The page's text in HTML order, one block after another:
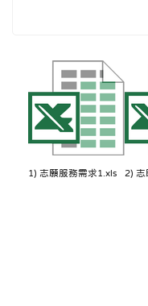
1) 志願服務需求1.xls 2) 志